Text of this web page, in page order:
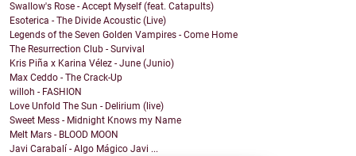
Swallow's Rose - Accept Myself (feat. Catapults)
Esoterica - The Divide Acoustic (Live)
Legends of the Seven Golden Vampires - Come Home
The Resurrection Club - Survival
Kris Piña x Karina Vélez - June (Junio)
Max Ceddo - The Crack-Up
willoh - FASHION
Love Unfold The Sun - Delirium (live)
Sweet Mess - Midnight Knows my Name
Melt Mars - BLOOD MOON
Javi Carabalí - Algo Mágico Javi ...